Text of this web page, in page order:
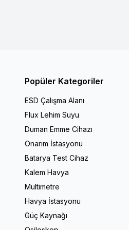
Popüler Kategoriler
ESD Çalışma Alanı
Flux Lehim Suyu
Duman Emme Cihazı
Onarım İstasyonu
Batarya Test Cihaz
Kalem Havya
Multimetre
Havya İstasyonu
Güç Kaynağı